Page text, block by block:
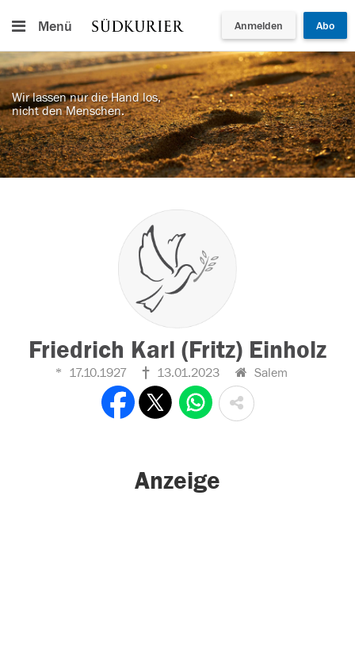
Menü Anmelden Abo
Wir lassen nur die Hand los,
nicht den Menschen.
Friedrich Karl (Fritz) Einholz
17.10.1927 13.01.2023 Salem
Anzeige